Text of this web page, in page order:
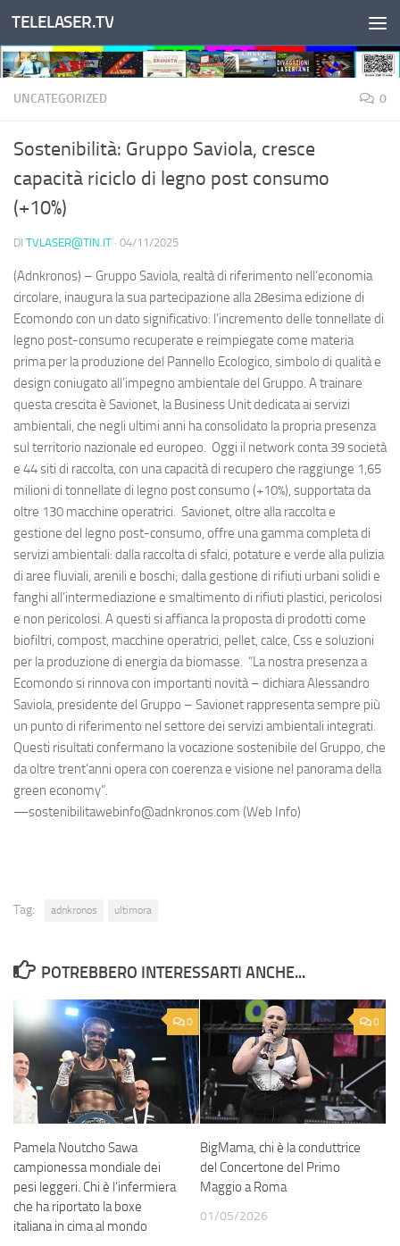
Salta al contenuto
TELELASER.TV
UNCATEGORIZED 0
Sostenibilità: Gruppo Saviola, cresce
capacità riciclo di legno post consumo
(+10%)
DI TVLASER@TIN.IT · 04/11/2025
(Adnkronos) – Gruppo Saviola, realtà di riferimento nell’economia
circolare, inaugura la sua partecipazione alla 28esima edizione di
Ecomondo con un dato significativo: l’incremento delle tonnellate di
legno post-consumo recuperate e reimpiegate come materia
prima per la produzione del Pannello Ecologico, simbolo di qualità e
design coniugato all’impegno ambientale del Gruppo. A trainare
questa crescita è Savionet, la Business Unit dedicata ai servizi
ambientali, che negli ultimi anni ha consolidato la propria presenza
sul territorio nazionale ed europeo. Oggi il network conta 39 società
e 44 siti di raccolta, con una capacità di recupero che raggiunge 1,65
milioni di tonnellate di legno post consumo (+10%), supportata da
oltre 130 macchine operatrici. Savionet, oltre alla raccolta e
gestione del legno post-consumo, offre una gamma completa di
servizi ambientali: dalla raccolta di sfalci, potature e verde alla pulizia
di aree fluviali, arenili e boschi; dalla gestione di rifiuti urbani solidi e
fanghi all’intermediazione e smaltimento di rifiuti plastici, pericolosi
e non pericolosi. A questi si affianca la proposta di prodotti come
biofiltri, compost, macchine operatrici, pellet, calce, Css e soluzioni
per la produzione di energia da biomasse. “La nostra presenza a
Ecomondo si rinnova con importanti novità – dichiara Alessandro
Saviola, presidente del Gruppo – Savionet rappresenta sempre più
un punto di riferimento nel settore dei servizi ambientali integrati.
Questi risultati confermano la vocazione sostenibile del Gruppo, che
da oltre trent’anni opera con coerenza e visione nel panorama della
green economy”.
—sostenibilitawebinfo@adnkronos.com (Web Info)
Tag: adnkronos ultimora
POTREBBERO INTERESSARTI ANCHE...
0
Pamela Noutcho Sawa
campionessa mondiale dei
pesi leggeri. Chi è l’infermiera
che ha riportato la boxe
italiana in cima al mondo
0
BigMama, chi è la conduttrice
del Concertone del Primo
Maggio a Roma
01/05/2026